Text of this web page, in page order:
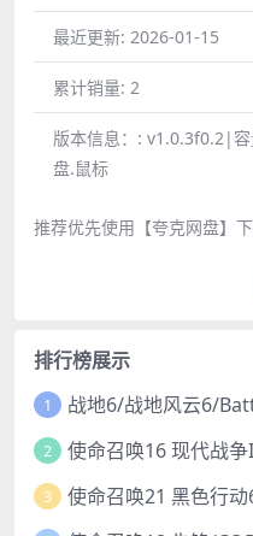
最近更新: 2026-01-15
累计销量: 2
版本信息：: v1.0.3f0.2|
盘.鼠标
推荐优先使用【夸克网盘】
排行榜展示
1 战地6/战地风云6/
2 使命召唤16 现代战
3 使命召唤21 黑色行动